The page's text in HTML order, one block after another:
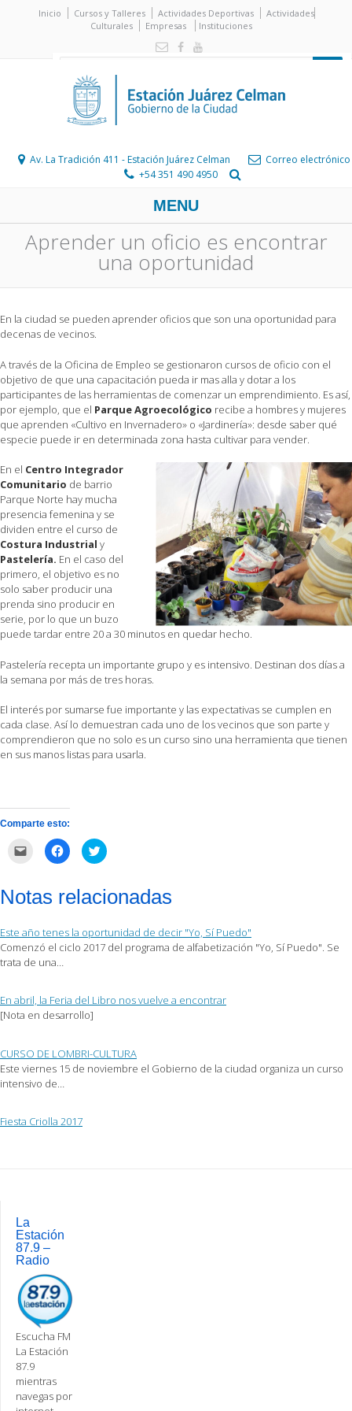
Inicio Cursos y Talleres Actividades Deportivas
Actividades
Culturales
Empresas Instituciones
Av. La Tradición 411 - Estación Juárez Celman
Correo electrónico
+54 351 490 4950
MENU
Aprender un oficio es encontrar
una oportunidad
En la ciudad se pueden aprender oficios que son una oportunidad para
decenas de vecinos.
A través de la Oficina de Empleo se gestionaron cursos de oficio con el
objetivo de que una capacitación pueda ir mas alla y dotar a los
participantes de las herramientas de comenzar un emprendimiento. Es así,
por ejemplo, que el Parque Agroecológico recibe a hombres y mujeres
que aprenden «Cultivo en Invernadero» o «Jardinería»: desde saber qué
especie puede ir en determinada zona hasta cultivar para vender.
En el Centro Integrador
Comunitario de barrio
Parque Norte hay mucha
presencia femenina y se
dividen entre el curso de
Costura Industrial y
Pastelería. En el caso del
primero, el objetivo es no
solo saber producir una
prenda sino producir en
serie, por lo que un buzo
puede tardar entre 20 a 30 minutos en quedar hecho.
Pastelería recepta un importante grupo y es intensivo. Destinan dos días a
la semana por más de tres horas.
El interés por sumarse fue importante y las expectativas se cumplen en
cada clase. Así lo demuestran cada uno de los vecinos que son parte y
comprendieron que no solo es un curso sino una herramienta que tienen
en sus manos listas para usarla.
Comparte esto:
correo
electrónico
amigo
(Se
abre
en
Haz
clic
Facebook
(Se
una
ventana
nueva)
Haz
clic
en
Twitter
(Se
una
ventana
nueva)
Notas relacionadas
Este año tenes la oportunidad de decir "Yo, Sí Puedo"
Comenzó el ciclo 2017 del programa de alfabetización "Yo, Sí Puedo". Se
trata de una…
En abril, la Feria del Libro nos vuelve a encontrar
[Nota en desarrollo]
CURSO DE LOMBRI-CULTURA
Este viernes 15 de noviembre el Gobierno de la ciudad organiza un curso
intensivo de…
Fiesta Criolla 2017
navigation
La
Estación
87.9 –
Radio
Escucha FM
La Estación
87.9
mientras
navegas por